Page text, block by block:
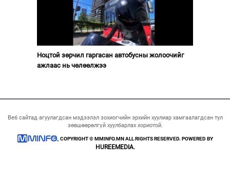
Ноцтой зөрчил гаргасан автобусны жолоочийг
ажлаас нь чөлөөлжээ
Веб сайтад агуулагдсан мэдээлэл зохиогчийн эрхийн хуулиар хамгаалагдсан тул
зөвшөөрөлгүй хуулбарлах хориотой.
COPYRIGHT © MMINFO.MN ALL RIGHTS RESERVED. POWERED BY
HUREEMEDIA.